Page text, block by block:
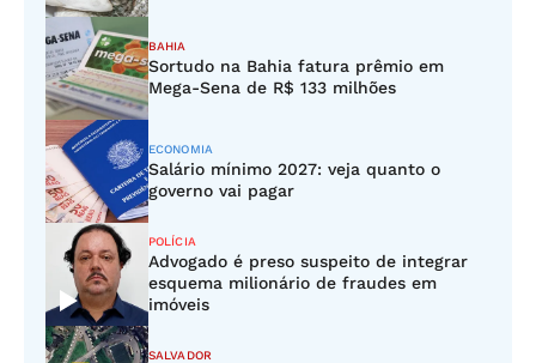
BAHIA
Sortudo na Bahia fatura prêmio em
Mega-Sena de R$ 133 milhões
ECONOMIA
Salário mínimo 2027: veja quanto o
governo vai pagar
POLÍCIA
Advogado é preso suspeito de integrar
esquema milionário de fraudes em
imóveis
SALVADOR